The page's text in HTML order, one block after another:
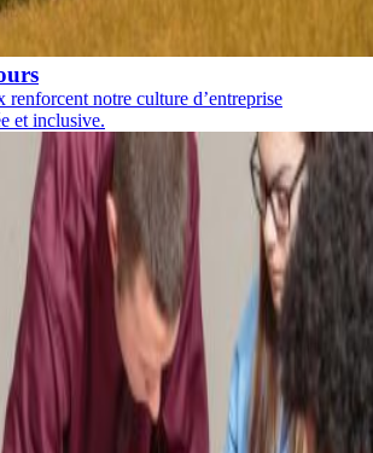
renforcent notre culture d’entreprise
et inclusive.